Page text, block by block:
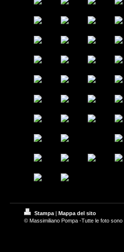
Stampa | Mappa del sito
© Massimiliano Pompa -Tutte le foto